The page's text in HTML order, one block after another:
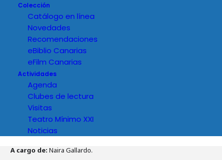
Colección
Catálogo en línea
Novedades
Recomendaciones
eBiblio Canarias
eFilm Canarias
Actividades
Agenda
Clubes de lectura
Visitas
Teatro Mínimo XXI
Noticias
Detalles del evento
A cargo de: Naira Gallardo.